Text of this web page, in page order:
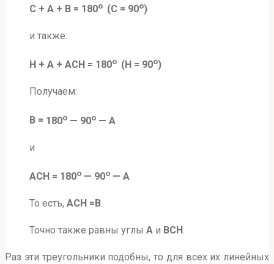
С + A + B = 180о (С = 90о)
и также:
H + A + ACH = 180о (H = 90о)
Получаем:
B = 180о — 90о — A
и
ACH = 180о — 90о — A
То есть, ACH =B.
Точно также равны углы A и BCH.
Раз эти треугольники подобны, то для всех их линейных